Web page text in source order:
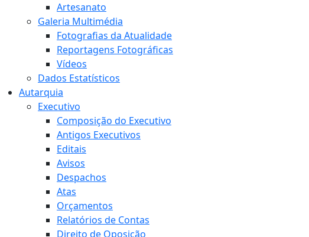
Artesanato
Galeria Multimédia
Fotografias da Atualidade
Reportagens Fotográficas
Vídeos
Dados Estatísticos
Autarquia
Executivo
Composição do Executivo
Antigos Executivos
Editais
Avisos
Despachos
Atas
Orçamentos
Relatórios de Contas
Direito de Oposição